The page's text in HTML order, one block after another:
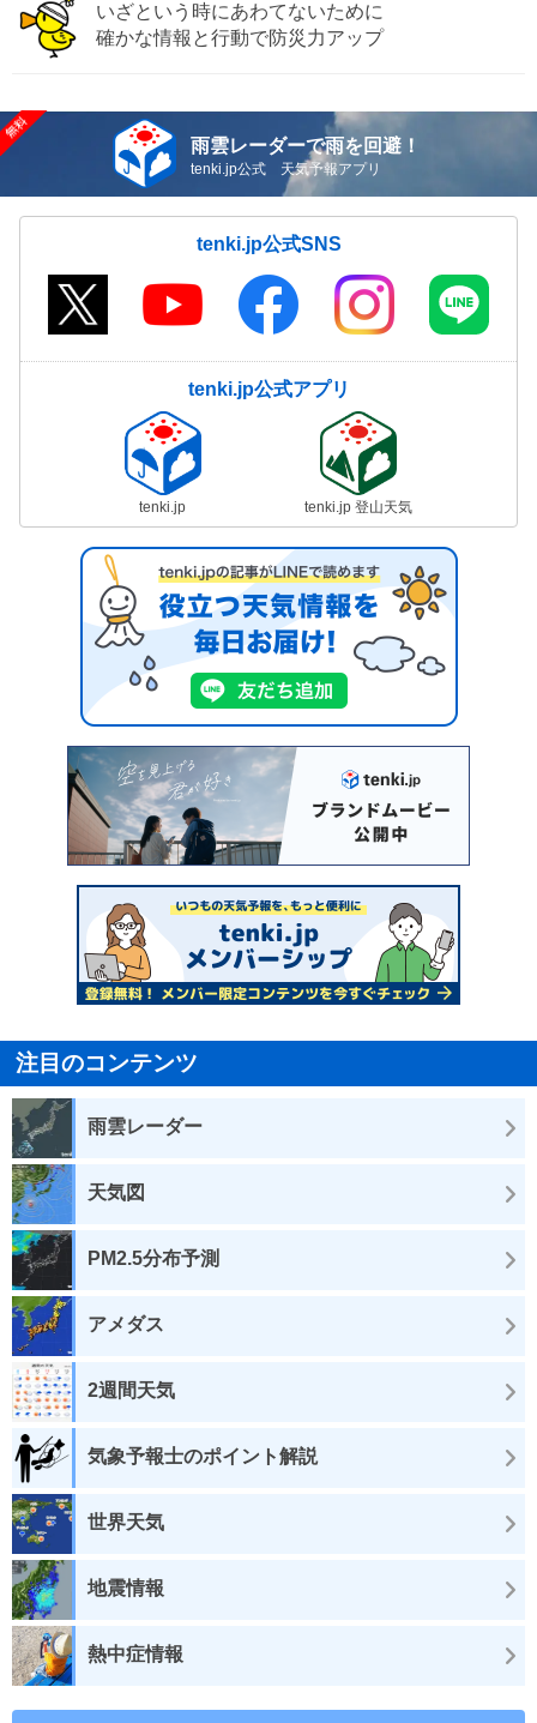
いざという時にあわてないために
確かな情報と行動で防災力アップ
雨雲レーダーで雨を回避！
tenki.jp公式 天気予報アプリ
tenki.jp公式SNS
tenki.jp公式アプリ
tenki.jp tenki.jp 登山天気
注目のコンテンツ
雨雲レーダー
天気図
PM2.5分布予測
アメダス
2週間天気
気象予報士のポイント解説
世界天気
地震情報
熱中症情報